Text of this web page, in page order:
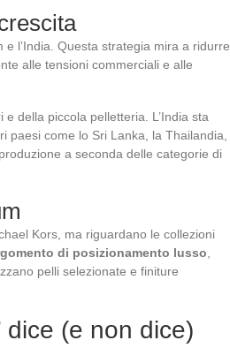
l’India. Questa strategia mira a ridurre
alle tensioni commerciali e alle
della piccola pelletteria. L’India sta
paesi come lo Sri Lanka, la Thailandia,
a seconda delle categorie di
Kors, ma riguardano le collezioni
di posizionamento lusso
pelli selezionate e finiture
dice (e non dice)